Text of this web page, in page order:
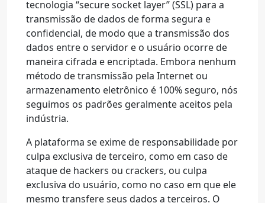
tecnologia “secure socket layer” (SSL) para a
transmissão de dados de forma segura e
confidencial, de modo que a transmissão dos
dados entre o servidor e o usuário ocorre de
maneira cifrada e encriptada. Embora nenhum
método de transmissão pela Internet ou
armazenamento eletrônico é 100% seguro, nós
seguimos os padrões geralmente aceitos pela
indústria.
A plataforma se exime de responsabilidade por
culpa exclusiva de terceiro, como em caso de
ataque de hackers ou crackers, ou culpa
exclusiva do usuário, como no caso em que ele
mesmo transfere seus dados a terceiros. O